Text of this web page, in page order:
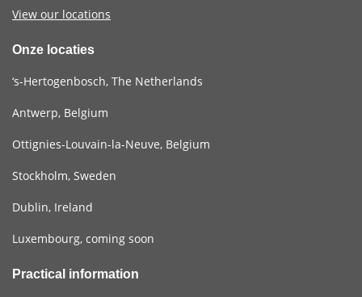
View our locations
Onze locaties
‘s-Hertogenbosch, The Netherlands
Antwerp, Belgium
Ottignies-Louvain-la-Neuve, Belgium
Stockholm, Sweden
Dublin, Ireland
Luxembourg, coming soon
Practical information